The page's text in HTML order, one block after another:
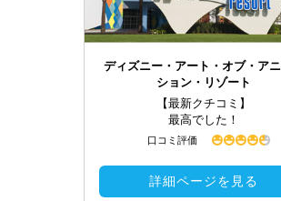
ディズニー・アート・オブ・ア
ション・リゾート
【最新クチコミ】
最高でした！
口コミ評価
詳細ページを見る